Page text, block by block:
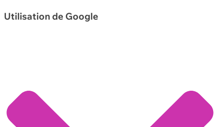
Utilisation de Google